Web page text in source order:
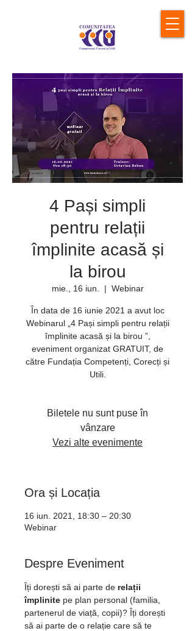
4 Pași simpli
pentru relații
împlinite acasă și
la birou
mie., 16 iun.
  |
Webinar
În data de 16 iunie 2021 a avut loc
Webinarul „4 Pași simpli pentru relații
împlinite acasă și la birou ”,
eveniment organizat GRATUIT, de
către Fundația Competenți, Corecți și
Utili.
Biletele nu sunt puse în
vânzare
Vezi alte evenimente
Ora și Locația
16 iun. 2021, 18:30 – 20:30
Webinar
Despre Eveniment
Îți dorești să ai parte de relații
împlinite pe plan personal (familia,
partenerul de viață, copii)? Îți dorești
să ai parte de o relație care să te